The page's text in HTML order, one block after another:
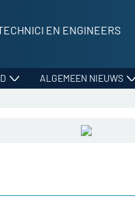
EN ENGINEERS
ALGEMEEN NIEUWS